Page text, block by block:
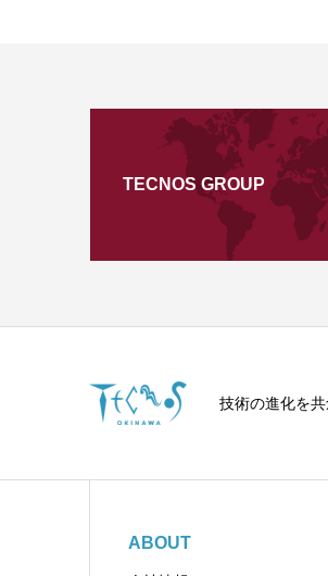
TECNOS GROUP
技術の進化を
ABOUT